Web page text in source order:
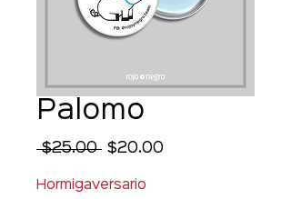
Palomo
$25.00 Precio
$20.00Precio
Hormigaversario